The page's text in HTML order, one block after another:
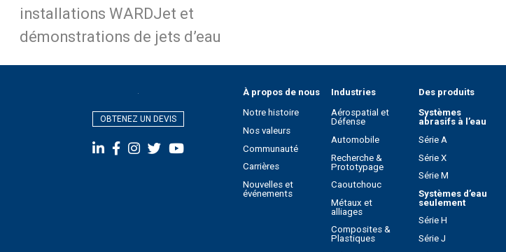
installations WARDJet et
démonstrations de jets d’eau
OBTENEZ UN DEVIS
À propos de nous
Notre histoire
Nos valeurs
Communauté
Carrières
Nouvelles et
événements
Industries
Aérospatial et
Défense
Automobile
Recherche &
Prototypage
Caoutchouc
Métaux et
alliages
Composites &
Plastiques
Des produits
Systèmes
abrasifs à l’eau
Série A
Série X
Série M
Systèmes d’eau
seulement
Série H
Série J